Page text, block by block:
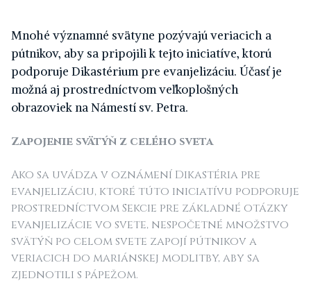
Mnohé významné svätyne pozývajú veriacich a
pútnikov, aby sa pripojili k tejto iniciatíve, ktorú
podporuje Dikastérium pre evanjelizáciu. Účasť je
možná aj prostredníctvom veľkoplošných
obrazoviek na Námestí sv. Petra.
Zapojenie svätýň z celého sveta
Ako sa uvádza v oznámení Dikastéria pre
evanjelizáciu, ktoré túto iniciatívu podporuje
prostredníctvom Sekcie pre základné otázky
evanjelizácie vo svete, nespočetné množstvo
svätýň po celom svete zapojí pútnikov a
veriacich do mariánskej modlitby, aby sa
zjednotili s pápežom.